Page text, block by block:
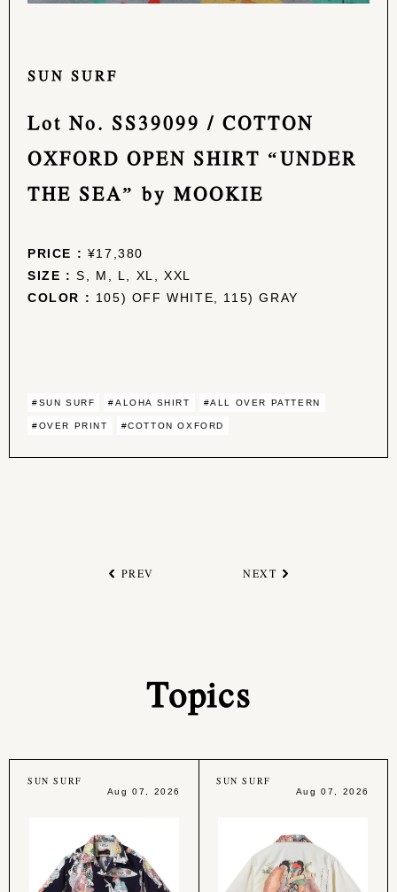
SUN SURF
Lot No. SS39099 / COTTON
OXFORD OPEN SHIRT “UNDER
THE SEA” by MOOKIE
PRICE : ¥17,380
SIZE : S, M, L, XL, XXL
COLOR : 105) OFF WHITE, 115) GRAY
#SUN SURF #ALOHA SHIRT #ALL OVER PATTERN
#OVER PRINT #COTTON OXFORD
PREV NEXT
Topics
SUN SURF
Aug 07, 2026
SUN SURF
Aug 07, 2026